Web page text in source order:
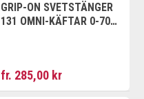
GRIP-ON SVETSTÄNGER
131 OMNI-KÄFTAR 0-70
fr. 285,00 kr